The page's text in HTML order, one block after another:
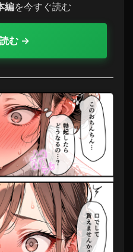
編を今すぐ読む
む →